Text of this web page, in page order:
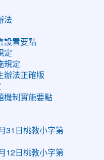
法
設置要點
定
規定
辦法正確版
機制實施要點
31日桃教小字第
12日桃教小字第